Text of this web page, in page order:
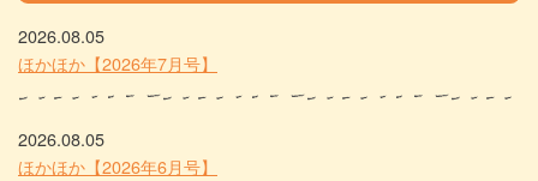
2026.08.05
ほかほか【2026年7月号】
2026.08.05
ほかほか【2026年6月号】